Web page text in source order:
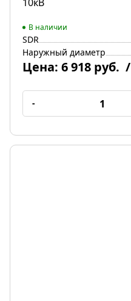
В наличии
SDR
Наружный диаметр
Цена: 6 918 руб.
-